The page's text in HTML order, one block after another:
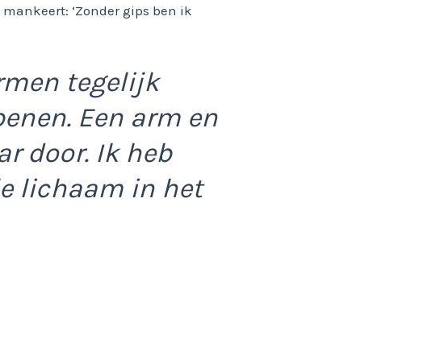
tegelijk
Een arm en
door. Ik heb
lichaam in het